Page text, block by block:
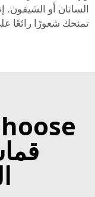
الساتان أو الشيفون.
تمنحك شعورًا رائعًا